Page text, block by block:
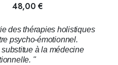
48,00€
des thérapies holistiques
psycho-émotionnel.
à la médecine
"